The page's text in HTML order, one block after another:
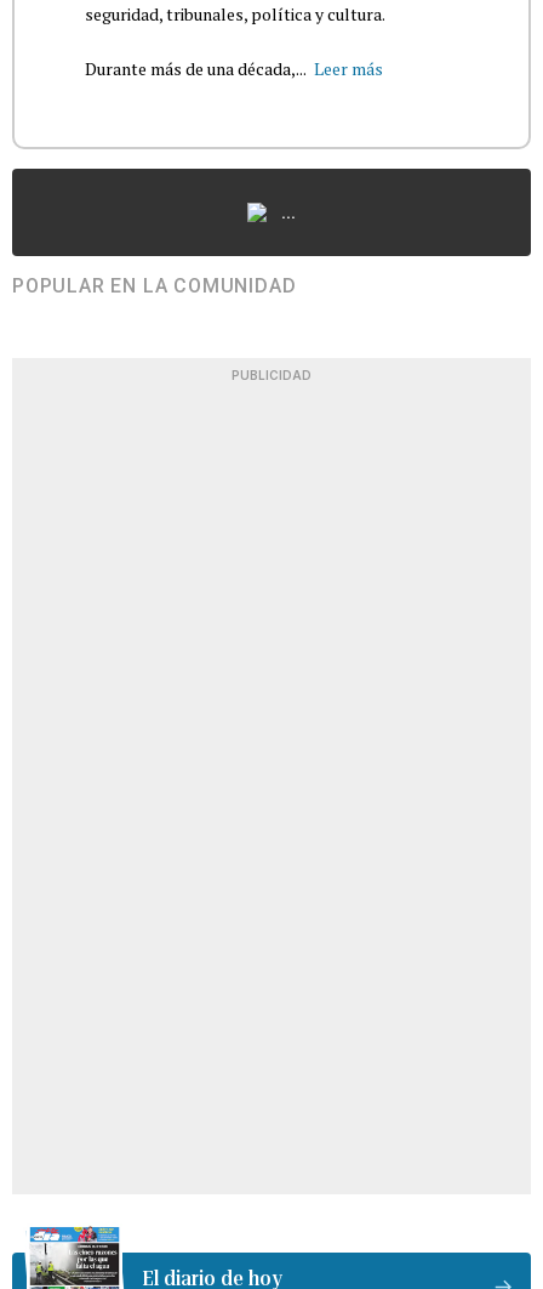
seguridad, tribunales, política y cultura.
Durante más de una década,... Leer más
...
POPULAR EN LA COMUNIDAD
PUBLICIDAD
El diario de hoy